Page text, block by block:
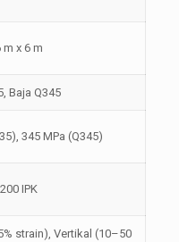
m x 6 m
Baja Q345
345 MPa (Q345)
200 IPK
strain), Vertikal (10–50